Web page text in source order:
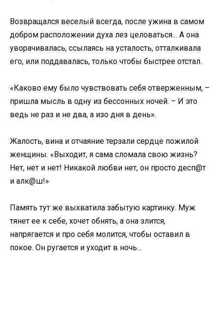
Возвращался веселый всегда, после ужина в самом
добром расположении духа лез целоваться… А она
уворачивалась, ссылаясь на усталость, отталкивала
его, или поддавалась, только чтобы быстрее отстал.
«Каково ему было чувствовать себя отверженным, –
пришла мысль в одну из бессонных ночей. – И это
ведь не раз и не два, а изо дня в день».
Жалость, вина и отчаяние терзали сердце пожилой
женщины. «Выходит, я сама сломала свою жизнь?
Нет, нет и нет! Никакой любви нет, он просто десп@т
и алк@ш!»
Память тут же выхватила забытую картинку. Муж
тянет ее к себе, хочет обнять, а она злится,
напрягается и про себя молится, чтобы оставил в
покое. Он ругается и уходит в ночь…